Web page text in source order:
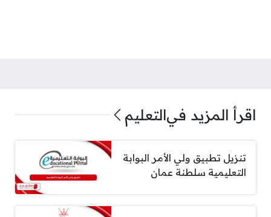
اقرأ المزيد فيالتعليم
تنزيل تطبيق ولي الأمر البوابة
التعليمية سلطنة عمان